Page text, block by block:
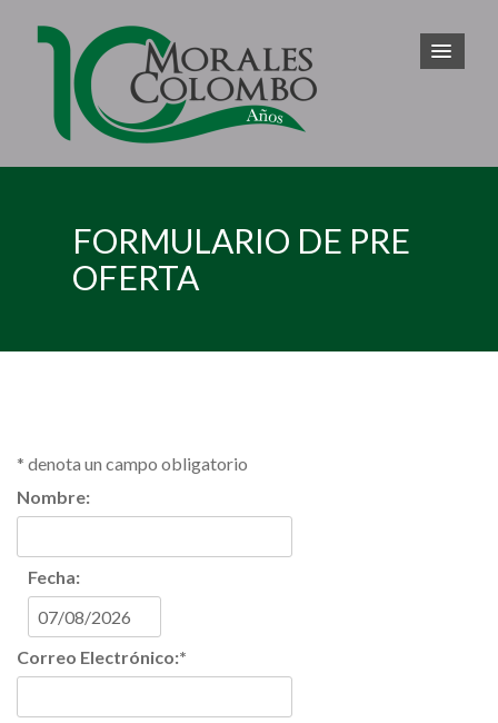
FORMULARIO DE PRE
OFERTA
* denota un campo obligatorio
Nombre:
Fecha:
Correo Electrónico:*